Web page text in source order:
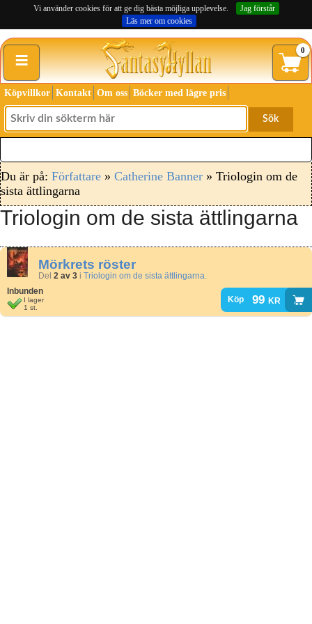
Vi använder cookies för att ge dig bästa möjliga upplevelse.
Jag förstår
Läs mer om cookies
≡ 0
Köpvillkor Kontakt Om oss Böcker med lägre pris
Sök
Du är på: Författare » Catherine Banner » Triologin om de
sista ättlingarna
Triologin om de sista ättlingarna
Mörkrets röster
Del 2 av 3 i Triologin om de sista ättlingarna.
Inbunden
I lager
1 st.
Köp 99 kr